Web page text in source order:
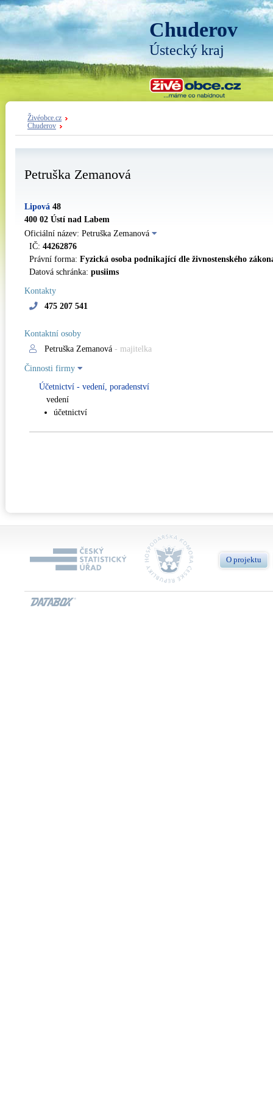
Chuderov
Ústecký kraj
Živéobce.cz
Chuderov
Petruška Zemanová
Lipová 48
400 02 Ústí nad Labem
Oficiální název: Petruška Zemanová
IČ: 44262876
Právní forma: Fyzická osoba podnikající dle živnostenského
Datová schránka: pusiims
Kontakty
475 207 541
Kontaktní osoby
Petruška Zemanová - majitelka
Činnosti firmy
Účetnictví - vedení, poradenství
vedení
účetnictví
O projektu